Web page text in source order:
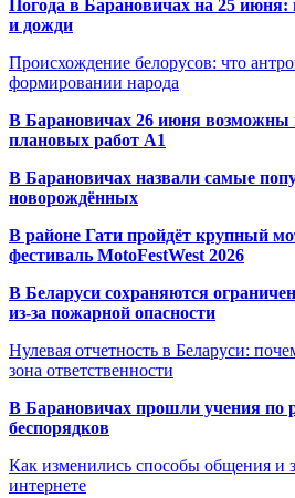
Погода в Барановичах на 25 июня:
и дожди
Происхождение белорусов: что
формировании народа
В Барановичах 26 июня возможны
плановых работ A1
В Барановичах назвали самые
новорождённых
В районе Гати пройдёт крупный
фестиваль MotoFestWest 2026
В Беларуси сохраняются
из-за пожарной опасности
Нулевая отчетность в Беларуси:
зона ответственности
В Барановичах прошли учения по
беспорядков
Как изменились способы общения
интернете